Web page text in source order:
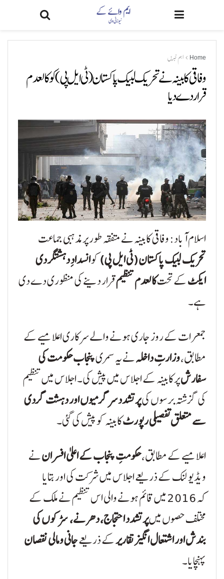
Home اہم خبریں
وفاقی کابینہ نے تحریک لبیک پاکستان (ٹی ایل پی) کو کالعدم
قرار دے دیا
اسلام آباد: وفاقی کابینہ نے متفقہ طور پر مذہبی جماعت
تحریک لبیک پاکستان (ٹی ایل پی)کوانسدادِ دہشتگردی
ایکٹکے تحتکالعدم تنظیمقرار دینے کی منظوری دے دی
ہے۔
جمعرات کے روز جاری ہونے والے سرکاری اعلامیے کے
مطابق،وزارتِ داخلہنے یہ سمریپنجاب حکومت کی
سفارشپر کابینہ کے اجلاس میں پیش کی۔ اجلاس میں تنظیم
کی گزشتہ برسوں کیپرتشدد سرگرمیوں اور دہشت گردی
سے متعلق تفصیلی رپورٹکابینہ کو پیش کی گئی۔
اعلامیے کے مطابق،حکومتِ پنجاب کے اعلیٰ افسراننے
ویڈیو لنک کے ذریعے اجلاس میں شرکت کی اور بتایا
کہ 2016 میں قائم ہونے والی اس تنظیم نے ملک کے
مختلف حصوں میںپرتشدد احتجاج، دھرنے، سڑکوں کی
بندش اور اشتعال انگیز تقاریرکے ذریعےجانی و مالی نقصان
پہنچایا۔